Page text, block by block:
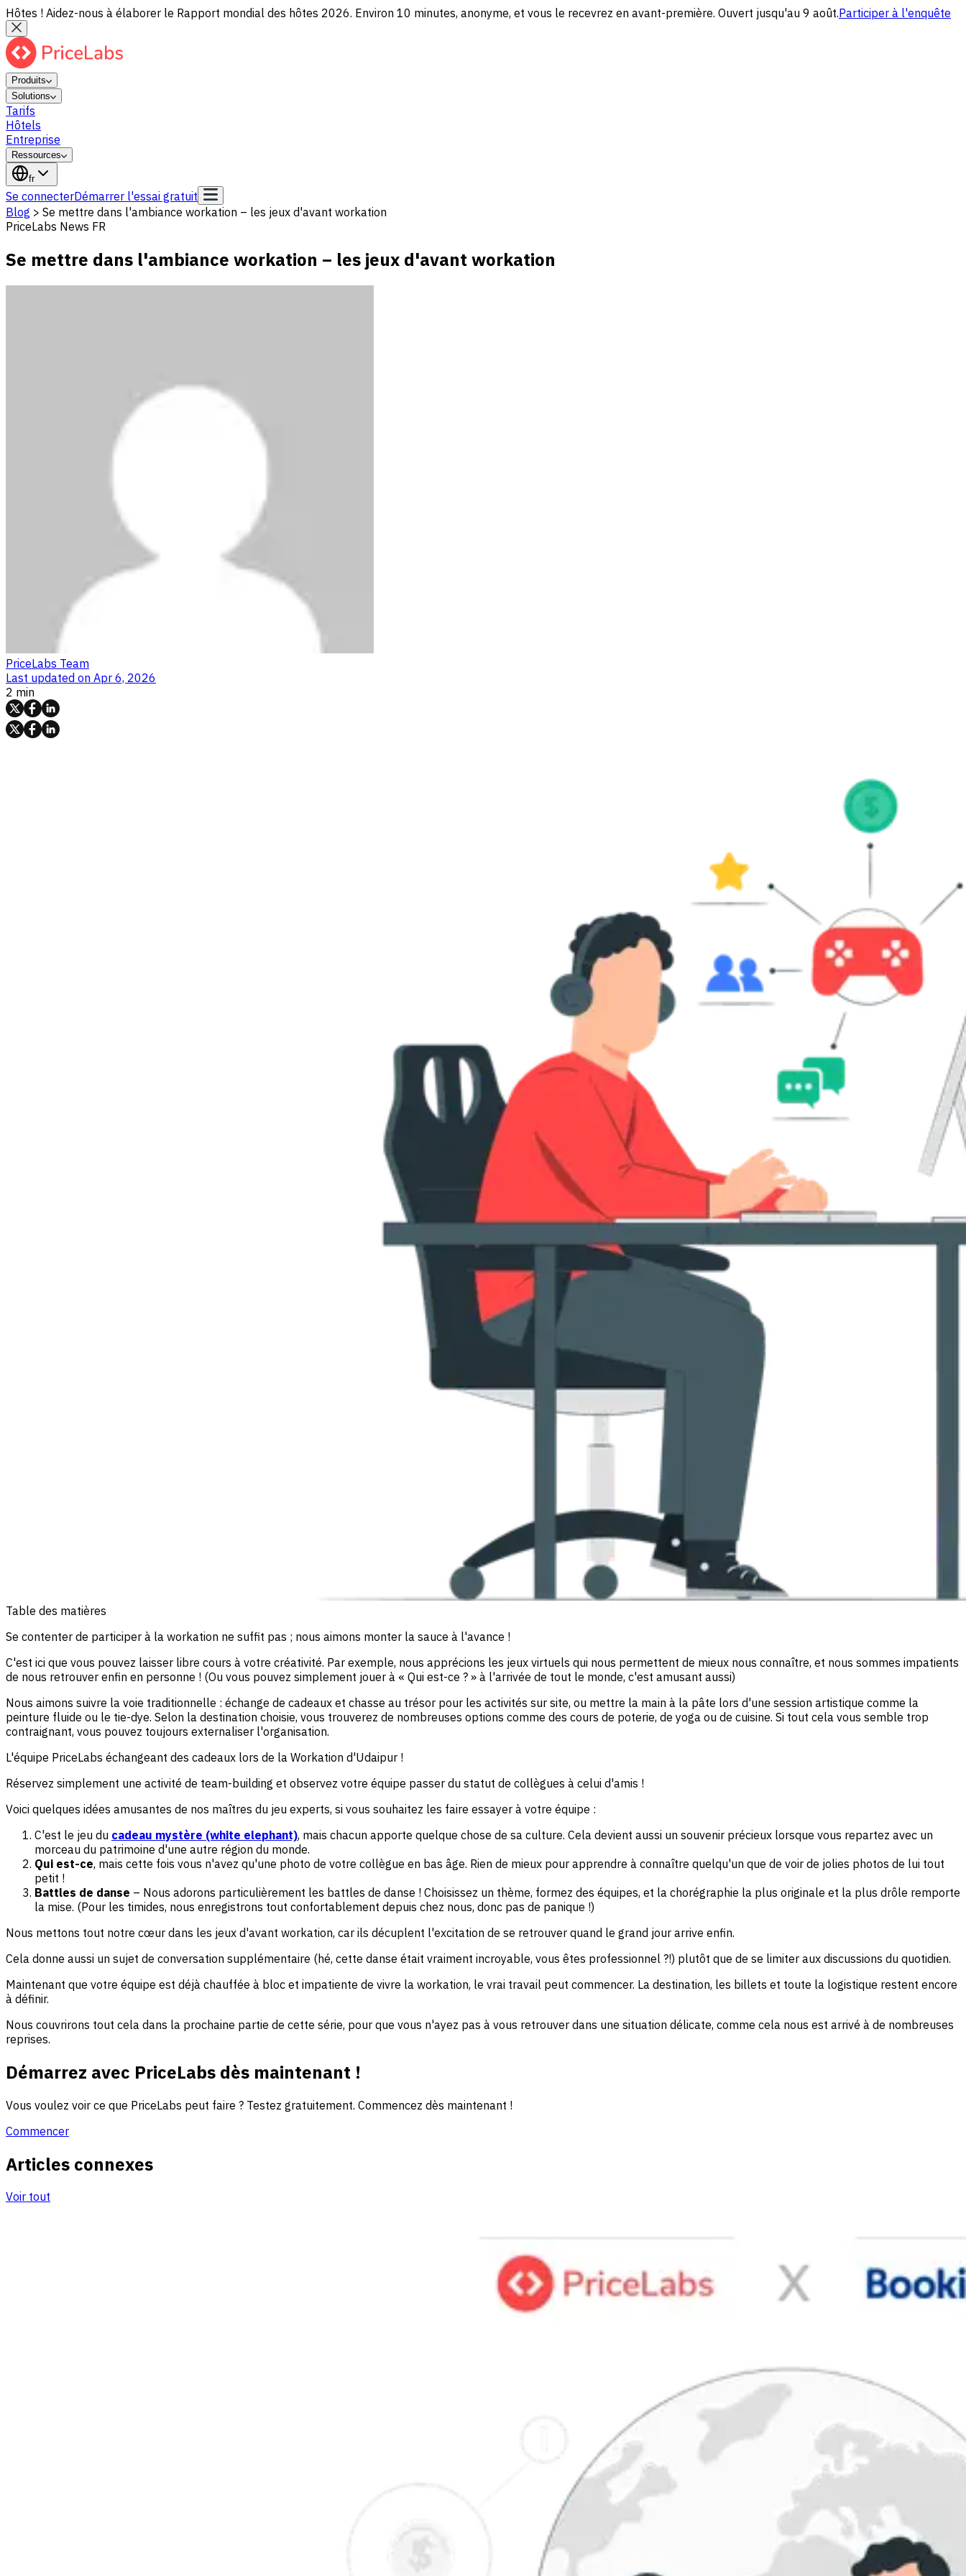
Hôtes ! Aidez-nous à élaborer le Rapport mondial des hôtes 2026. Environ 10 minutes, anonyme, et vous le recevrez en avant-première. Ouvert jusqu'au 9 août.Participer à l'enquête
Produits
Solutions
Tarifs
Hôtels
Entreprise
Ressources
fr
Se connecterDémarrer l'essai gratuit
Blog > Se mettre dans l'ambiance workation – les jeux d'avant workation
PriceLabs News FR
Se mettre dans l'ambiance workation – les jeux d'avant workation
PriceLabs Team
Last updated on Apr 6, 2026
2 min
Table des matières
Se contenter de participer à la workation ne suffit pas ; nous aimons monter la sauce à l'avance !
C'est ici que vous pouvez laisser libre cours à votre créativité. Par exemple, nous apprécions les jeux virtuels qui nous permettent de mieux nous connaître, et nous sommes impatients
de nous retrouver enfin en personne ! (Ou vous pouvez simplement jouer à « Qui est-ce ? » à l'arrivée de tout le monde, c'est amusant aussi)
Nous aimons suivre la voie traditionnelle : échange de cadeaux et chasse au trésor pour les activités sur site, ou mettre la main à la pâte lors d'une session artistique comme la
peinture fluide ou le tie-dye. Selon la destination choisie, vous trouverez de nombreuses options comme des cours de poterie, de yoga ou de cuisine. Si tout cela vous semble trop
contraignant, vous pouvez toujours externaliser l'organisation.
L'équipe PriceLabs échangeant des cadeaux lors de la Workation d'Udaipur !
Réservez simplement une activité de team-building et observez votre équipe passer du statut de collègues à celui d'amis !
Voici quelques idées amusantes de nos maîtres du jeu experts, si vous souhaitez les faire essayer à votre équipe :
C'est le jeu du cadeau mystère (white elephant), mais chacun apporte quelque chose de sa culture. Cela devient aussi un souvenir précieux lorsque vous repartez avec un
morceau du patrimoine d'une autre région du monde.
Qui est-ce, mais cette fois vous n'avez qu'une photo de votre collègue en bas âge. Rien de mieux pour apprendre à connaître quelqu'un que de voir de jolies photos de lui tout
petit !
Battles de danse – Nous adorons particulièrement les battles de danse ! Choisissez un thème, formez des équipes, et la chorégraphie la plus originale et la plus drôle remporte
la mise. (Pour les timides, nous enregistrons tout confortablement depuis chez nous, donc pas de panique !)
Nous mettons tout notre cœur dans les jeux d'avant workation, car ils décuplent l'excitation de se retrouver quand le grand jour arrive enfin.
Cela donne aussi un sujet de conversation supplémentaire (hé, cette danse était vraiment incroyable, vous êtes professionnel ?!) plutôt que de se limiter aux discussions du quotidien.
Maintenant que votre équipe est déjà chauffée à bloc et impatiente de vivre la workation, le vrai travail peut commencer. La destination, les billets et toute la logistique restent encore
à définir.
Nous couvrirons tout cela dans la prochaine partie de cette série, pour que vous n'ayez pas à vous retrouver dans une situation délicate, comme cela nous est arrivé à de nombreuses
reprises.
Démarrez avec PriceLabs dès maintenant !
Vous voulez voir ce que PriceLabs peut faire ? Testez gratuitement. Commencez dès maintenant !
Commencer
Articles connexes
Voir tout